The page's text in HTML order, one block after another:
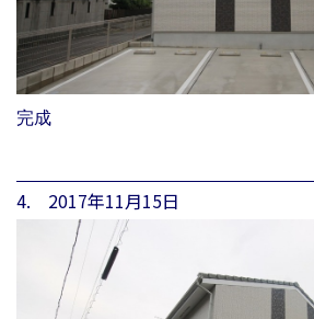
完成
4. 2017年11月15日